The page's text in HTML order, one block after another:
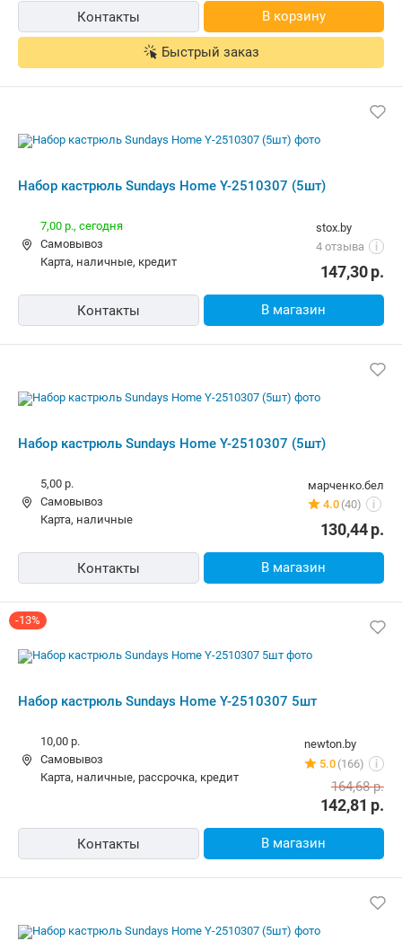
Контакты В корзину
Быстрый заказ
Набор кастрюль Sundays Home Y-2510307 (5шт)
stox.by
4 отзыва
i
7,00 р., сегодня
Самовывоз
карта, наличные, кредит
147,30р.
Контакты В магазин
Набор кастрюль Sundays Home Y-2510307 (5шт)
марченко.бел
4.0 (40) i
5,00 р.
Самовывоз
карта, наличные
130,44р.
Контакты В магазин
-13%
Набор кастрюль Sundays Home Y-2510307 5шт
newton.by
5.0 (166) i
10,00 р.
Самовывоз
карта, наличные, рассрочка, кредит
142,81 р.
164,68р.
Контакты В магазин